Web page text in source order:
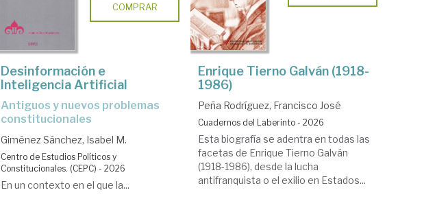
COMPRAR
Desinformación e
Inteligencia Artificial
Antiguos y nuevos problemas
constitucionales
Giménez Sánchez, Isabel M.
Centro de Estudios Políticos y
Constitucionales. (CEPC) - 2026
En un contexto en el que la...
Enrique Tierno Galván (1918-
1986)
Peña Rodríguez, Francisco José
Cuadernos del Laberinto - 2026
Esta biografía se adentra en todas las
facetas de Enrique Tierno Galván
(1918-1986), desde la lucha
antifranquista o el exilio en Estados...